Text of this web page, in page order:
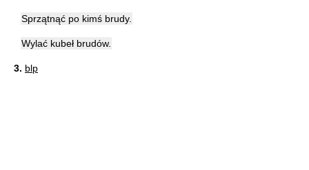
Sprzątnąć po kimś brudy.
Wylać kubeł brudów.
3. blp